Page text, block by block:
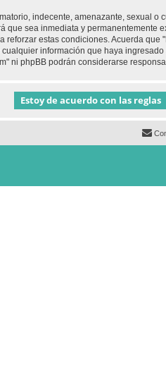
indecente, amenazante, sexual
que sea inmediata y
estas condiciones. Acuerda
información que haya
ni phpBB podrán considerarse